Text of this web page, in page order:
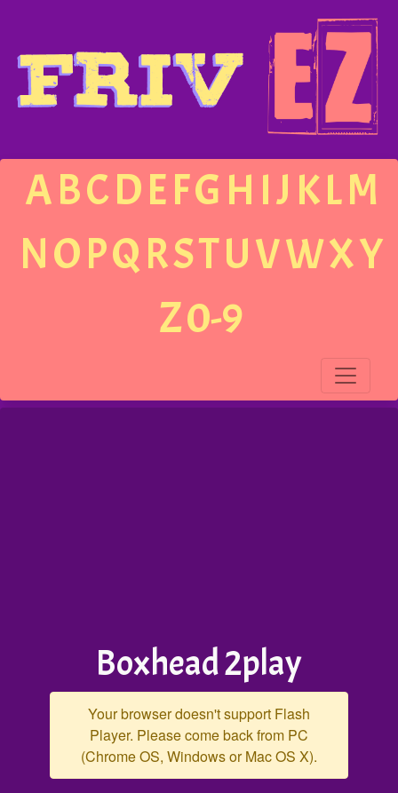
ABCDEFGH IJ KLM
NOPQRSTUVWXY
Z0-9
Boxhead 2play
Your browser doesn't support Flash
Player. Please come back from PC
(Chrome OS, Windows or Mac OS X).